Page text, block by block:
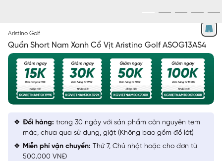
Aristino Golf
Quần Short Nam Xanh Cổ Vịt Aristino Golf ASOG13AS4
Đổi hàng: trong 30 ngày với sản phẩm còn nguyên tem
mác, chưa qua sử dụng, giặt (Không bao gồm đồ lót)
Miễn phí vận chuyển: Thứ 7, Chủ nhật hoặc cho đơn từ
500.000 VNĐ